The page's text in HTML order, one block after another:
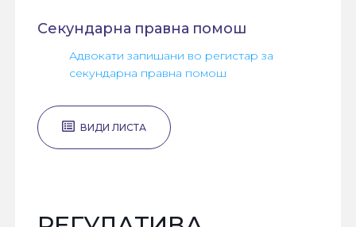
Секундарна правна помош
Адвокати запишани во регистар за
секундарна правна помош
ВИДИ ЛИСТА